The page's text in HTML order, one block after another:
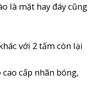
là mặt hay đáy cũng
với 2 tấm còn lại
cấp nhãn bóng,